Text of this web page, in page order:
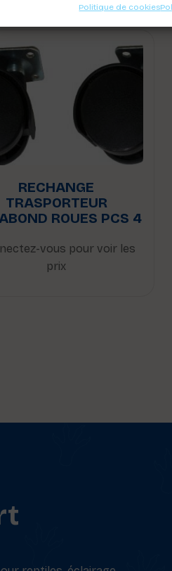
Politique de cookies
RECHANGE
TRASPORTEUR
ROUES PCS 4
vous pour voir les
prix